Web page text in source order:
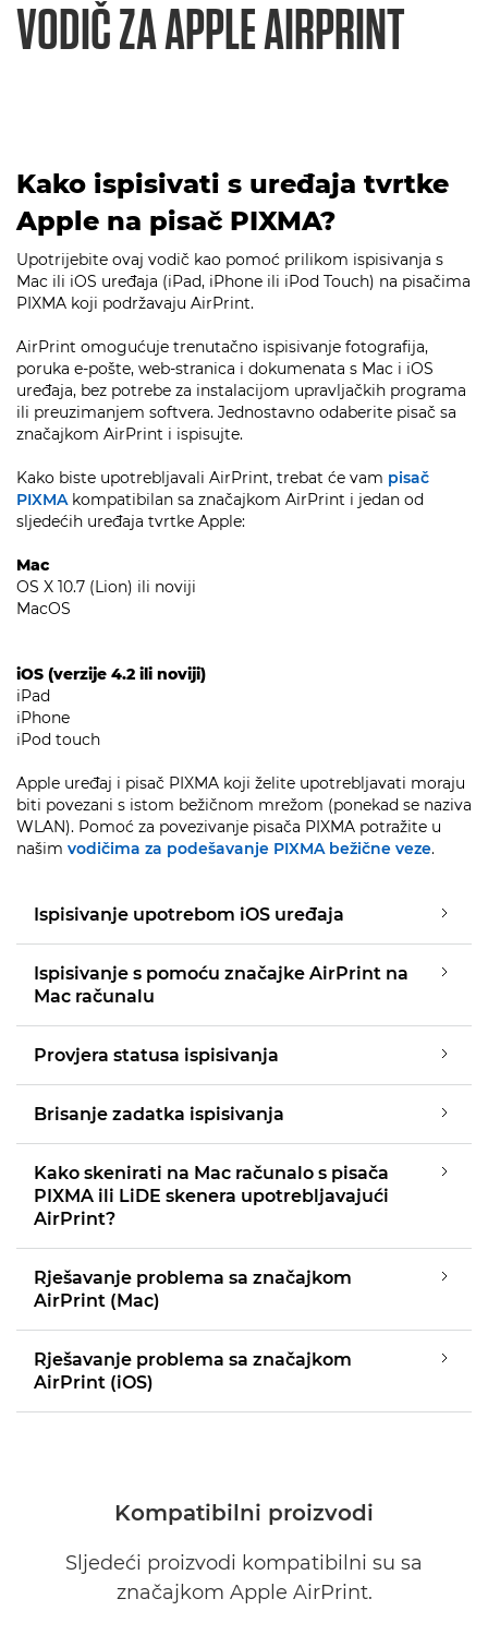
VODIČ ZA APPLE AIRPRINT
Kako ispisivati s uređaja tvrtke
Apple na pisač PIXMA?
Upotrijebite ovaj vodič kao pomoć prilikom ispisivanja s
Mac ili iOS uređaja (iPad, iPhone ili iPod Touch) na pisačima
PIXMA koji podržavaju AirPrint.
AirPrint omogućuje trenutačno ispisivanje fotografija,
poruka e-pošte, web-stranica i dokumenata s Mac i iOS
uređaja, bez potrebe za instalacijom upravljačkih programa
ili preuzimanjem softvera. Jednostavno odaberite pisač sa
značajkom AirPrint i ispisujte.
Kako biste upotrebljavali AirPrint, trebat će vam pisač
PIXMAkompatibilan sa značajkom AirPrint i jedan od
sljedećih uređaja tvrtke Apple:
Mac
OS X 10.7 (Lion) ili noviji
MacOS
iOS (verzije 4.2 ili noviji)
iPad
iPhone
iPod touch
Apple uređaj i pisač PIXMA koji želite upotrebljavati moraju
biti povezani s istom bežičnom mrežom (ponekad se naziva
WLAN). Pomoć za povezivanje pisača PIXMA potražite u
našim vodičima za podešavanje PIXMA bežične veze.
Ispisivanje upotrebom iOS uređaja
Ispisivanje s pomoću značajke AirPrint na
Mac računalu
Provjera statusa ispisivanja
Brisanje zadatka ispisivanja
Kako skenirati na Mac računalo s pisača
PIXMA ili LiDE skenera upotrebljavajući
AirPrint?
Rješavanje problema sa značajkom
AirPrint (Mac)
Rješavanje problema sa značajkom
AirPrint (iOS)
Kompatibilni proizvodi
Sljedeći proizvodi kompatibilni su sa
značajkom Apple AirPrint.